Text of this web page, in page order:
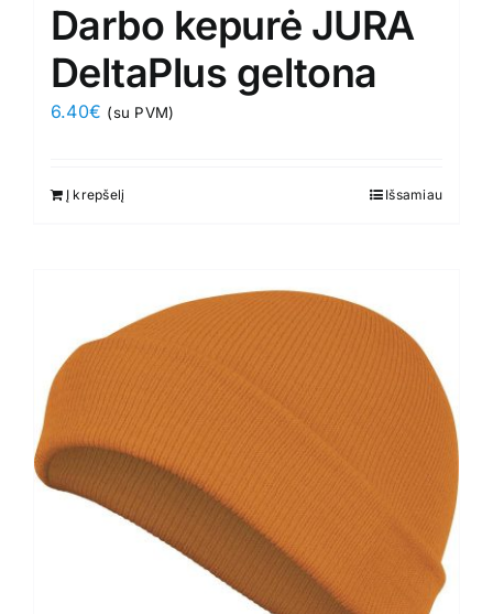
Darbo kepurė JURA
DeltaPlus geltona
6.40€ (su PVM)
Į krepšelį Išsamiau